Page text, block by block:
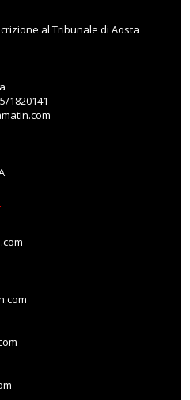
al Tribunale di Aosta
1820141